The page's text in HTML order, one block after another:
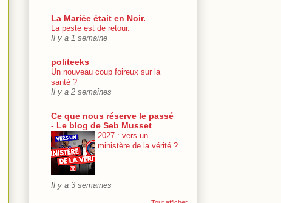
La Mariée était en Noir.
La peste est de retour.
Il y a 1 semaine
politeeks
Un nouveau coup foireux sur la
santé ?
Il y a 2 semaines
Ce que nous réserve le passé
- Le blog de Seb Musset
2027 : vers un
ministère de la vérité ?
Il y a 3 semaines